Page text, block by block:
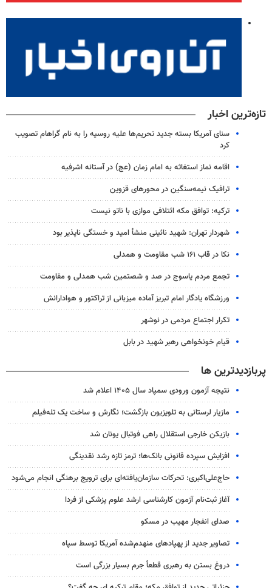
تازه‌ترین اخبار
سنای آمریکا بسته جدید تحریم‌ها علیه روسیه را به نام گراهام تصویب
کرد
اقامه نماز استغاثه به امام زمان (عج) در آستانه اشرفیه
ترافیک نیمه‌سنگین در محورهای قزوین
ترکیه: توافق مکه ائتلافی موازی با ناتو نیست
شهردار تهران: شهید نائینی منشأ امید و خستگی‌ ناپذیر بود
نکا در قاب ۱۶۱ شب مقاومت و همدلی
تجمع مردم یاسوج در صد و شصتمین شب همدلی و مقاومت
ورزشگاه یادگار امام تبریز آماده میزبانی از تراکتور و هوادارانش
تکرار اجتماع مردمی در نوشهر
قیام خونخواهی رهبر شهید در بابل
پربازدیدترین ها
نتیجه آزمون ورودی سمپاد سال ۱۴۰۵ اعلام شد
مازیار لرستانی به تلویزیون بازگشت؛ نگارش و ساخت یک تله‌فیلم
بازیکن خارجی استقلال راهی فوتبال یونان شد
افزایش سپرده قانونی بانک‌ها؛ ترمز تازه رشد نقدینگی
حاج‌علی‌اکبری: تحرکات سازمان‌یافته‌ای برای ترویج برهنگی انجام می‌شود
آغاز ثبت‌نام‌ آزمون کارشناسی ارشد علوم پزشکی از فردا
صدای انفجار مهیب در مسکو
تصاویر جدید از پهپادهای منهدم‌شده آمریکا توسط سپاه
دروغ بستن به رهبری قطعاً جرم بسیار بزرگی است